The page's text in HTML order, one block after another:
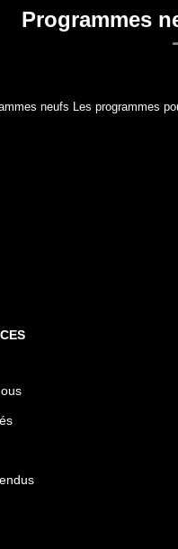
Programmes
neufs Les programmes